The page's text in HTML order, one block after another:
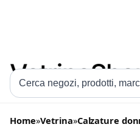
Home»Vetrina»Calzature